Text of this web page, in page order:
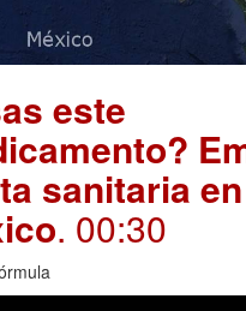
este
sanitaria en
. 00:30